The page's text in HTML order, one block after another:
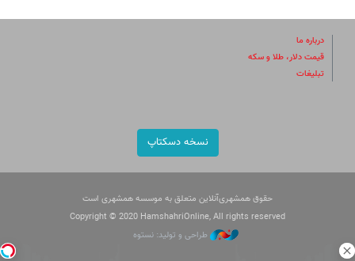
درباره ما
قیمت دلار، طلا و سکه
تبلیغات
نسخه دسکتاپ
حقوق همشهری‌آنلاین متعلق به موسسه همشهری است
Copyright © 2020 HamshahriOnline, All rights reserved
طراحی و تولید: نستوه